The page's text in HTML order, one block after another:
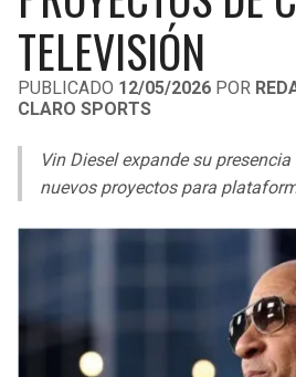
LIGA DE EXPANSIÓN MX
LEAGUES CUP
UEFA EUROPA LEAGUE
UEFA CONFERENCE LEAGUE
MLS
COPA LIBERTADORES
OTRAS LIGAS
RAIDERS
CHARGERS
RAVENS
BENGALS
CAVALIERS
PISTONS
PACERS
BUCKS
TELEVISIÓN
PUBLICADO 12/05/2026 POR
CLARO SPORTS
Vin Diesel expande su
nuevos proyectos para